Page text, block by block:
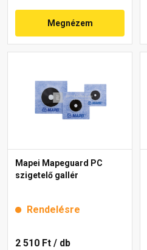
Megnézem
Mapei Mapeguard PC
szigetelő gallér
Rendelésre
2 510 Ft / db